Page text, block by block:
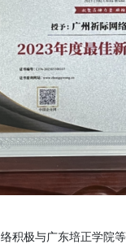
积极与广东培正学院